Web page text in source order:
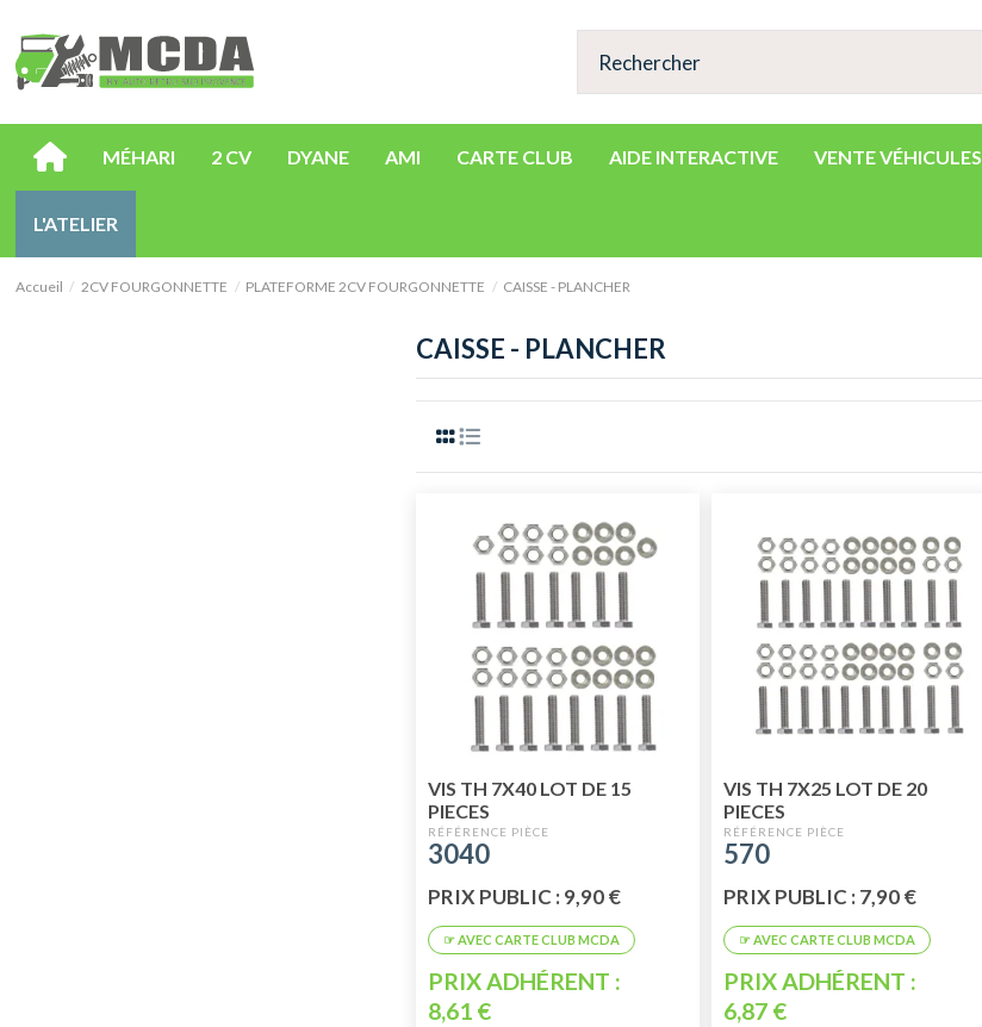
MÉHARI 2 CV DYANE AMI CARTE CLUB AIDE INTERACTIVE VENTE VÉHICULES
L'ATELIER
Accueil 2CV FOURGONNETTE PLATEFORME 2CV FOURGONNETTE CAISSE - PLANCHER
CAISSE - PLANCHER
VIS TH 7X40 LOT DE 15
PIECES
3040
PRIX PUBLIC : 9,90 €
PRIX ADHÉRENT :
8,61 €
VIS TH 7X25 LOT DE 20
PIECES
570
PRIX PUBLIC : 7,90 €
PRIX ADHÉRENT :
6,87 €